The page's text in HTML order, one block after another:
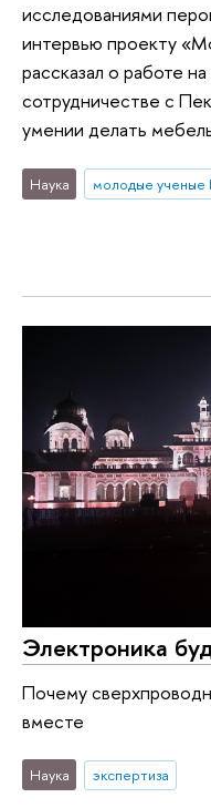
исследованиями
интервью проекту
рассказал о работе
сотрудничестве с
умении делать
Наука молодые ученые
Электроника
Почему
вместе
Наука экспертиза